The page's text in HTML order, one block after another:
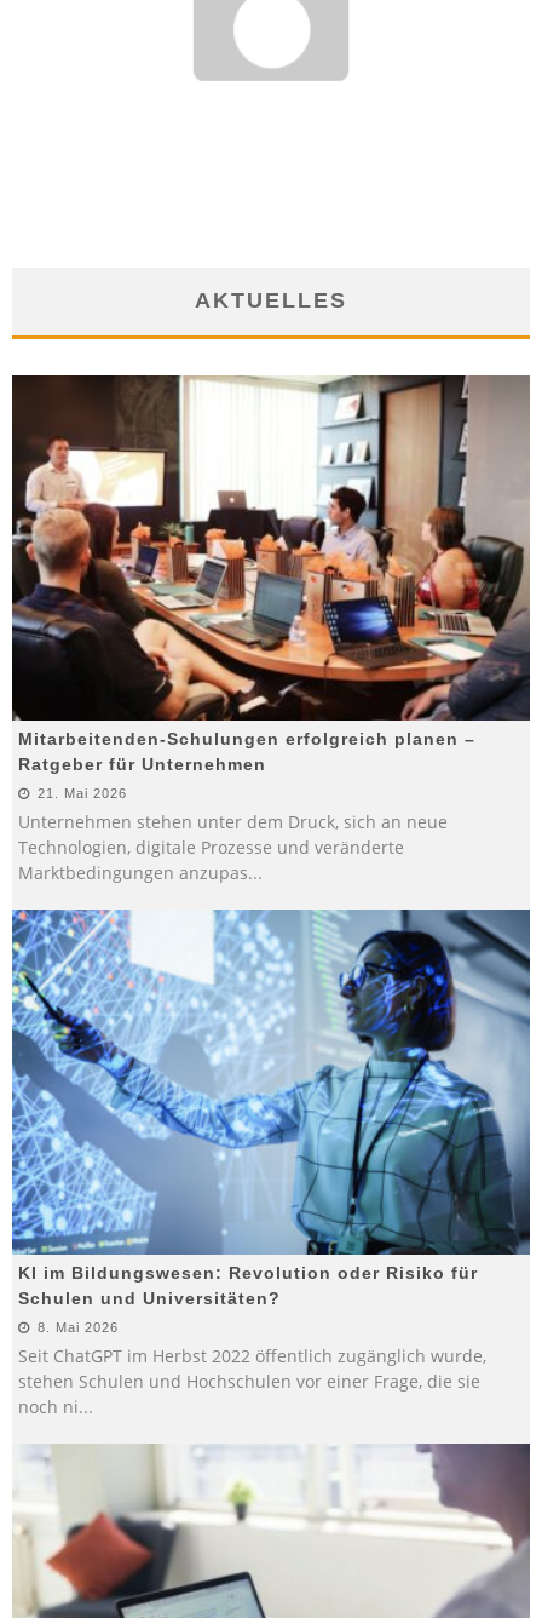
AKTUELLES
Mitarbeitenden-Schulungen erfolgreich planen –
Ratgeber für Unternehmen
21. Mai 2026
Unternehmen stehen unter dem Druck, sich an neue
Technologien, digitale Prozesse und veränderte
Marktbedingungen anzupas...
KI im Bildungswesen: Revolution oder Risiko für
Schulen und Universitäten?
8. Mai 2026
Seit ChatGPT im Herbst 2022 öffentlich zugänglich wurde,
stehen Schulen und Hochschulen vor einer Frage, die sie
noch ni...